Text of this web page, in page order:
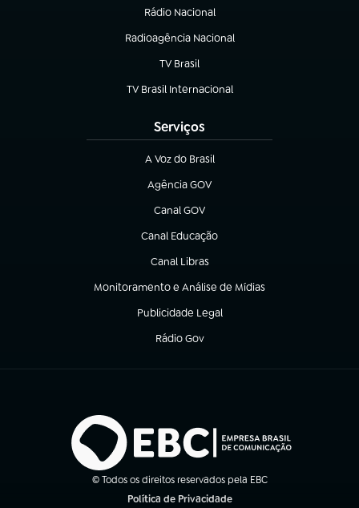
Rádio Nacional
Radioagência Nacional
(abre em nova aba)
TV Brasil
(abre em nova aba)
TV Brasil Internacional
(abre em nova aba)
Serviços
A Voz do Brasil
(abre em nova aba)
Agência GOV
(abre em nova aba)
Canal GOV
(abre em nova aba)
Canal Educação
(abre em nova aba)
Canal Libras
(abre em nova aba)
Monitoramento e Análise de Mídias
(abre em nova aba)
Publicidade Legal
(abre em nova aba)
Rádio Gov
(abre em nova aba)
© Todos os direitos reservados pela EBC
Política de Privacidade